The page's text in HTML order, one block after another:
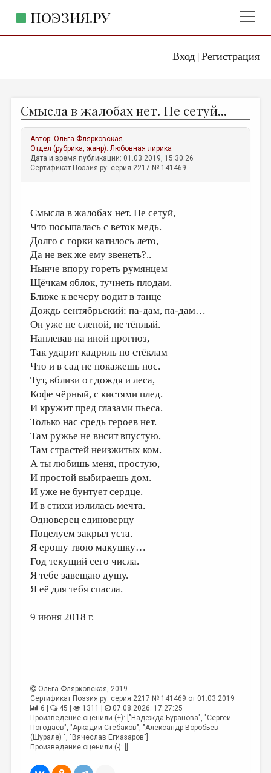
Вход| Регистрация
ПОЭЗИЯ.РУ
ЖАНРЫ
АВТОРЫ
КОММЕНТАРИИ
ЛИТСАЛОН
ПРАВИЛА САЙТА
ОТДЕЛЫ И РУБРИКИ
ИЗБРАННОЕ
ДАЙДЖЕСТ
ПРОИЗВЕДЕНИЯ
ПЕРЕВОДЫ
КОНКУРСЫ
ДЕТСКАЯ КОМНАТА
КНИЖНАЯ ПОЛКА
ОБЗОР ЛИТЕРАТУРЫ
СТРАНИЦЫ ПАМЯТИ
ОБЪЯВЛЕНИЯ
КОЛОНКА РЕДАКТОРА
РЕДКОЛЛЕГИЯ
ОТ РЕДАКЦИИ
МАЛАЯ ПРОЗА
ЭССЕИСТИКА
ЛИТЕРАТУРОВЕДЕНИЕ
ТРЕДИАКОВСКИЙ
МЕДИА
ВКОНТАКТЕ
Смысла в жалобах нет. Не сетуй...
Автор:Ольга Флярковская
Отдел (рубрика, жанр):Любовная лирика
Дата и время публикации: 01.03.2019, 15:30:26
Сертификат Поэзия.ру: серия 2217 № 141469
Смысла в жалобах нет. Не сетуй,
Что посыпалась с веток медь.
Долго с горки катилось лето,
Да не век же ему звенеть?..
Нынче впору гореть румянцем
Щёчкам яблок, тучнеть плодам.
Ближе к вечеру водит в танце
Дождь сентябрьский: па-дам, па-дам…
Он уже не слепой, не тёплый.
Наплевав на иной прогноз,
Так ударит кадриль по стёклам
Что и в сад не покажешь нос.
Тут, вблизи от дождя и леса,
Кофе чёрный, с кистями плед.
И кружит пред глазами пьеса.
Только нас средь героев нет.
Там ружье не висит впустую,
Там страстей неизжитых ком.
А ты любишь меня, простую,
И простой выбираешь дом.
И уже не бунтует сердце.
И в стихи излилась мечта.
Одноверец единоверцу
Поцелуем закрыл уста.
Я ерошу твою макушку…
Год текущий сего числа.
Я тебе завещаю душу.
Я её для тебя спасла.
9 июня 2018 г.
Ольга Флярковская, 2019
Сертификат Поэзия.ру: серия 2217 № 141469 от 01.03.2019
6 |
45 | 1311 |
07.08.2026. 17:27:25
Произведение оценили (+): ["Надежда Буранова", "Сергей
Погодаев", "Аркадий Стебаков", "Александр Воробьёв
(Шурале) ", "Вячеслав Егиазаров"]
Произведение оценили (-): []